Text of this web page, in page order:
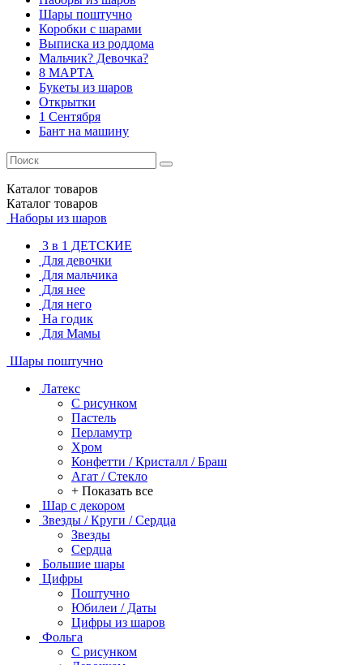
Шары поштучно
Коробки с шарами
Выписка из роддома
Мальчик? Девочка?
8 МАРТА
Букеты из шаров
Открытки
1 Сентября
Бант на машину
Каталог товаров
Каталог товаров
Наборы из шаров
3 в 1 ДЕТСКИЕ
Для девочки
Для мальчика
Для нее
Для него
На годик
Для Мамы
Шары поштучно
Латекс
С рисунком
Пастель
Перламутр
Хром
Конфетти / Кристалл / Браш
Агат / Стекло
+ Показать все
Шар с декором
Звезды / Круги / Сердца
Звезды
Сердца
Большие шары
Цифры
Поштучно
Юбилеи / Даты
Цифры из шаров
Фольга
C рисунком